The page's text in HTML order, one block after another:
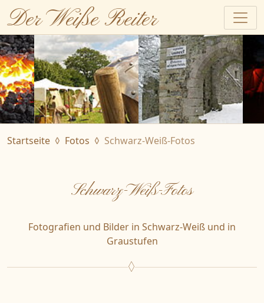
Der Weiße Reiter
Startseite Fotos Schwarz-Weiß-Fotos
Schwarz-Weiß-Fotos
Fotografien und Bilder in Schwarz-Weiß und in
Graustufen